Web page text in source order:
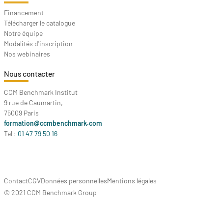
Financement
Télécharger le catalogue
Notre équipe
Modalités d'inscription
Nos webinaires
Nous contacter
CCM Benchmark Institut
9 rue de Caumartin,
75009 Paris
formation@ccmbenchmark.com
Tel : 01 47 79 50 16
ContactCGVDonnées personnellesMentions légales
© 2021 CCM Benchmark Group